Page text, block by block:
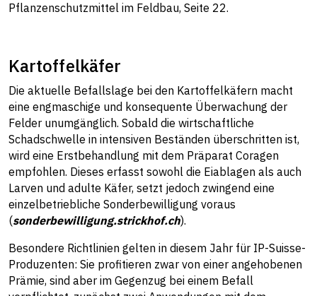
Pflanzenschutzmittel im Feldbau, Seite 22.
Kartoffelkäfer
Die aktuelle Befallslage bei den Kartoffelkäfern macht
eine engmaschige und konsequente Überwachung der
Felder unumgänglich. Sobald die wirtschaftliche
Schadschwelle in intensiven Beständen überschritten ist,
wird eine Erstbehandlung mit dem Präparat Coragen
empfohlen. Dieses erfasst sowohl die Eiablagen als auch
Larven und adulte Käfer, setzt jedoch zwingend eine
einzelbetriebliche Sonderbewilligung voraus
(sonderbewilligung.strickhof.ch).
Besondere Richtlinien gelten in diesem Jahr für IP-Suisse-
Produzenten: Sie profitieren zwar von einer angehobenen
Prämie, sind aber im Gegenzug bei einem Befall